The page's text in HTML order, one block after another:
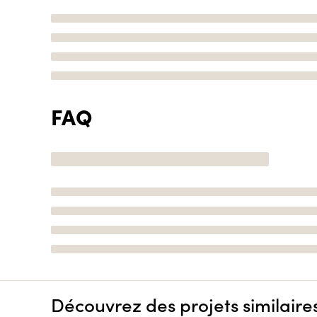
FAQ
Découvrez des projets